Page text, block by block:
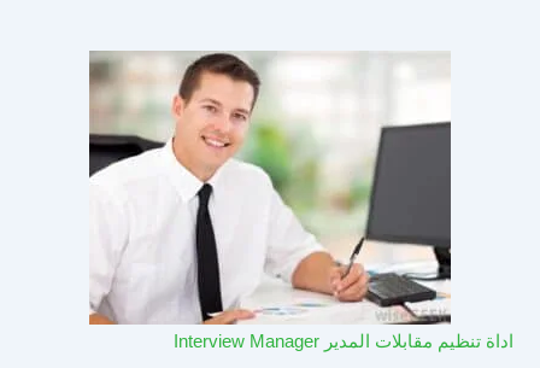
اداة تنظيم مقابلات المدير Interview Manager